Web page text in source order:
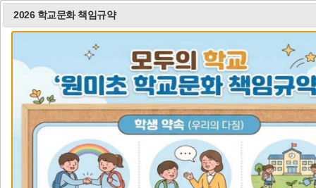
모
바
일
메
뉴
방과후학교 투명사회 협약서
2026 학교문화 책임규약